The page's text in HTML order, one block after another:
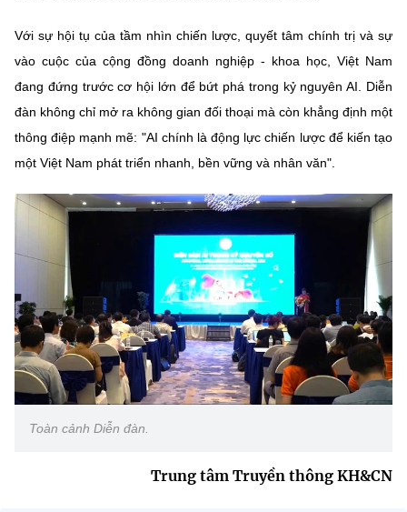
Với sự hội tụ của tầm nhìn chiến lược, quyết tâm chính trị và sự
vào cuộc của cộng đồng doanh nghiệp - khoa học, Việt Nam
đang đứng trước cơ hội lớn để bứt phá trong kỷ nguyên AI. Diễn
đàn không chỉ mở ra không gian đối thoại mà còn khẳng định một
thông điệp mạnh mẽ: "AI chính là động lực chiến lược để kiến tạo
một Việt Nam phát triển nhanh, bền vững và nhân văn".
Toàn cảnh Diễn đàn.
Trung tâm Truyền thông KH&CN